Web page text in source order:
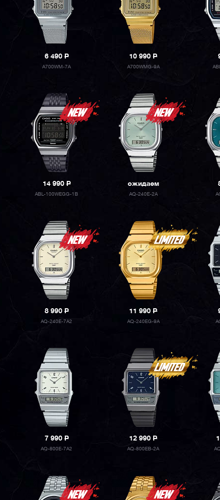
6 490P
A700WM-7A
10 990P
A700WMG-9A
14 990P
ABL-100WEGG-1B
ожидаем
AQ-240E-2A
8 990P
AQ-240E-7A2
11 990P
AQ-240EG-9A
7 990P
AQ-800E-7A2
12 990P
AQ-800EB-2A